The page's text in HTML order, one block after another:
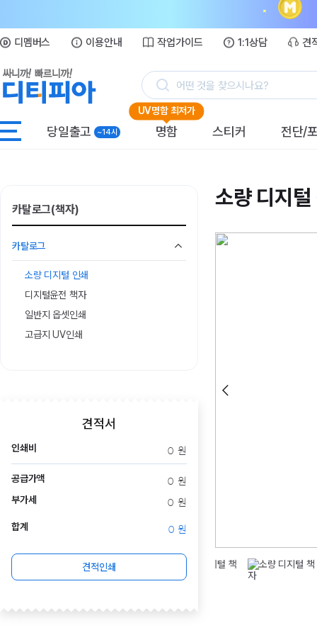
디멤버스 이용안내 작업가이드 1:1상담 견
어떤 것을 찾으시나요?
당일출고 ~14시
UV명함 최저가
명함 스티커 전단/
카탈로그(책자)
카탈로그
소량 디지털 인쇄
디지털윤전 책자
일반지 옵셋인쇄
고급지 UV인쇄
견적서
인쇄비 0 원
공급가액 0 원
부가세 0 원
합계 0 원
견적인쇄
소량 디지털